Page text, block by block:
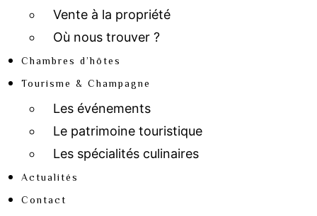
Vente à la propriété
Où nous trouver ?
Chambres d’hôtes
Tourisme & Champagne
Les événements
Le patrimoine touristique
Les spécialités culinaires
Actualités
Contact